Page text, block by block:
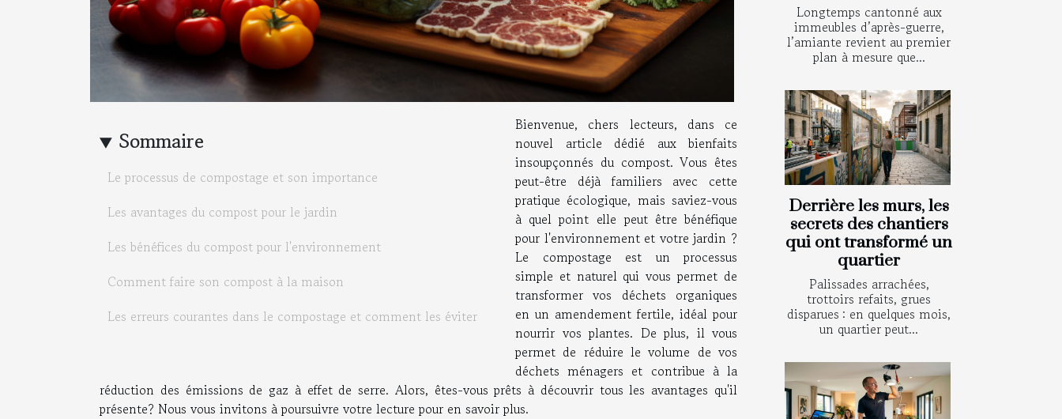
Sommaire
Le processus de compostage et son importance
Les avantages du compost pour le jardin
Les bénéfices du compost pour l'environnement
Comment faire son compost à la maison
Les erreurs courantes dans le compostage et comment les éviter
Bienvenue, chers lecteurs, dans ce
nouvel article dédié aux bienfaits
insoupçonnés du compost. Vous êtes
peut-être déjà familiers avec cette
pratique écologique, mais saviez-vous
à quel point elle peut être bénéfique
pour l'environnement et votre jardin ?
Le compostage est un processus
simple et naturel qui vous permet de
transformer vos déchets organiques
en un amendement fertile, idéal pour
nourrir vos plantes. De plus, il vous
permet de réduire le volume de vos
déchets ménagers et contribue à la
réduction des émissions de gaz à effet de serre. Alors, êtes-vous prêts à découvrir tous les avantages qu'il
présente? Nous vous invitons à poursuivre votre lecture pour en savoir plus.
Longtemps cantonné aux
immeubles d’après-guerre,
l’amiante revient au premier
plan à mesure que...
Derrière les murs, les
secrets des chantiers
qui ont transformé un
quartier
Palissades arrachées,
trottoirs refaits, grues
disparues : en quelques mois,
un quartier peut...